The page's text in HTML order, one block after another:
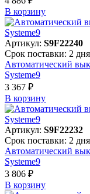
В корзинy
Артикул: S9F22240
Срок поставки: 2 дня
Автоматический
Systeme9
3 367 ₽
В корзинy
Артикул: S9F22232
Срок поставки: 2 дня
Автоматический
Systeme9
3 806 ₽
В корзинy